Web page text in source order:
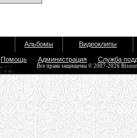
Альбомы Видеоклипы
Помощь Администрация Служба
Все права защищены © 2007-2026